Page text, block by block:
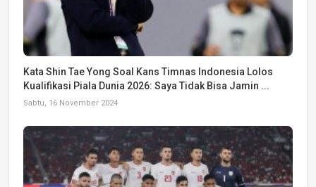
Kata Shin Tae Yong Soal Kans Timnas Indonesia Lolos
Kualifikasi Piala Dunia 2026: Saya Tidak Bisa Jamin ...
Sabtu, 16 November 2024